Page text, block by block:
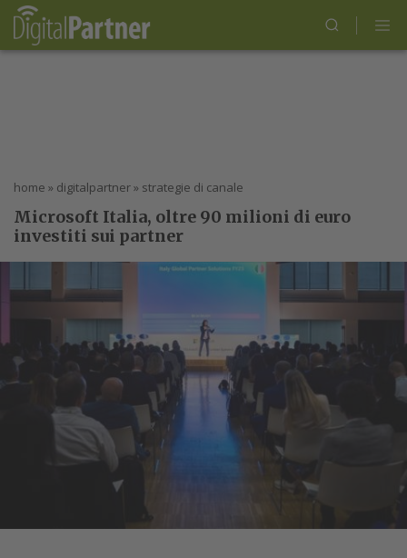
home » digitalpartner» strategie di canale
Microsoft Italia, oltre 90 milioni di euro
investiti sui partner